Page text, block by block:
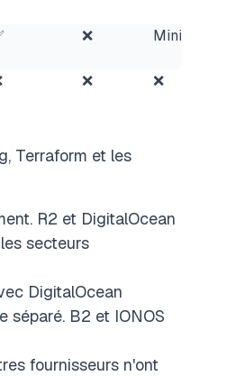
❌ Miniflare
❌ ❌
Terraform et les
R2 et DigitalOcean
secteurs
DigitalOcean
séparé. B2 et IONOS
fournisseurs n'ont